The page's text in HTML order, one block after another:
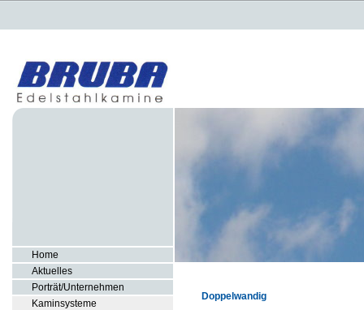
Home
Aktuelles
Porträt/Unternehmen
Kaminsysteme
Doppelwandig